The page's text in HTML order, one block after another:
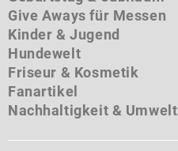
Give Aways für Messen
Kinder & Jugend
Hundewelt
Friseur & Kosmetik
Fanartikel
Nachhaltigkeit & Umwelt